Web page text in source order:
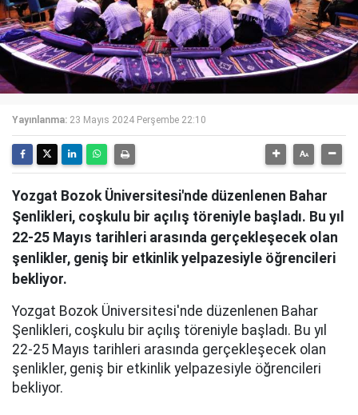
Yayınlanma: 23 Mayıs 2024 Perşembe 22:10
Yozgat Bozok Üniversitesi'nde düzenlenen Bahar
Şenlikleri, coşkulu bir açılış töreniyle başladı. Bu yıl
22-25 Mayıs tarihleri arasında gerçekleşecek olan
şenlikler, geniş bir etkinlik yelpazesiyle öğrencileri
bekliyor.
Yozgat Bozok Üniversitesi'nde düzenlenen Bahar
Şenlikleri, coşkulu bir açılış töreniyle başladı. Bu yıl
22-25 Mayıs tarihleri arasında gerçekleşecek olan
şenlikler, geniş bir etkinlik yelpazesiyle öğrencileri
bekliyor.